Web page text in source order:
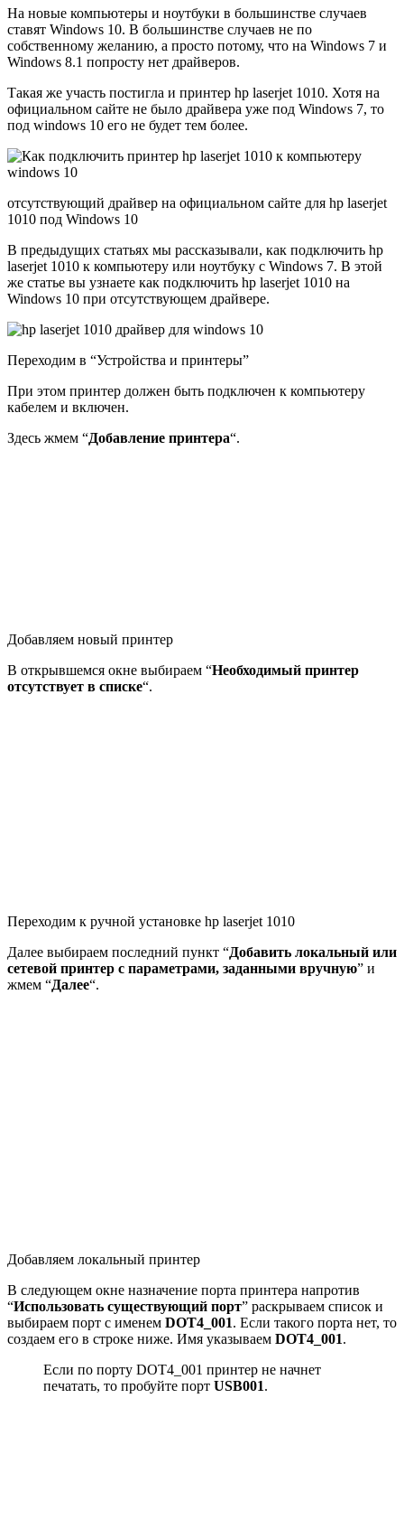
На новые компьютеры и ноутбуки в большинстве случаев
ставят Windows 10. В большинстве случаев не по
собственному желанию, а просто потому, что на Windows 7 и
Windows 8.1 попросту нет драйверов.
Такая же участь постигла и принтер hp laserjet 1010. Хотя на
официальном сайте не было драйвера уже под Windows 7, то
под windows 10 его не будет тем более.
отсутствующий драйвер на официальном сайте для hp laserjet
1010 под Windows 10
В предыдущих статьях мы рассказывали, как подключить hp
laserjet 1010 к компьютеру или ноутбуку с Windows 7. В этой
же статье вы узнаете как подключить hp laserjet 1010 на
Windows 10 при отсутствующем драйвере.
Переходим в “Устройства и принтеры”
При этом принтер должен быть подключен к компьютеру
кабелем и включен.
Здесь жмем “Добавление принтера“.
Добавляем новый принтер
В открывшемся окне выбираем “Необходимый принтер
отсутствует в списке“.
Переходим к ручной установке hp laserjet 1010
Далее выбираем последний пункт “Добавить локальный или
сетевой принтер с параметрами, заданными вручную” и
жмем “Далее“.
Добавляем локальный принтер
В следующем окне назначение порта принтера напротив
“Использовать существующий порт” раскрываем список и
выбираем порт с именем DOT4_001. Если такого порта нет, то
создаем его в строке ниже. Имя указываем DOT4_001.
Если по порту DOT4_001 принтер не начнет
печатать, то пробуйте порт USB001.